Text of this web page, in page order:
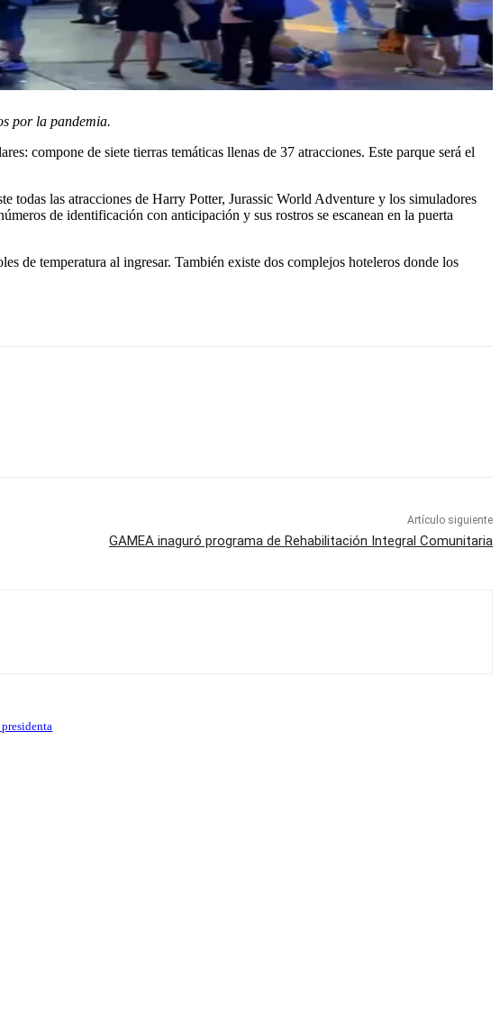
por la pandemia.
compone de siete tierras temáticas llenas de 37 atracciones. Este parque será el
todas las atracciones de Harry Potter, Jurassic World Adventure y los simuladores
de identificación con anticipación y sus rostros se escanean en la puerta
de temperatura al ingresar. También existe dos complejos hoteleros donde los
Artículo siguiente
GAMEA inaguró programa de Rehabilitación Integral Comunitaria